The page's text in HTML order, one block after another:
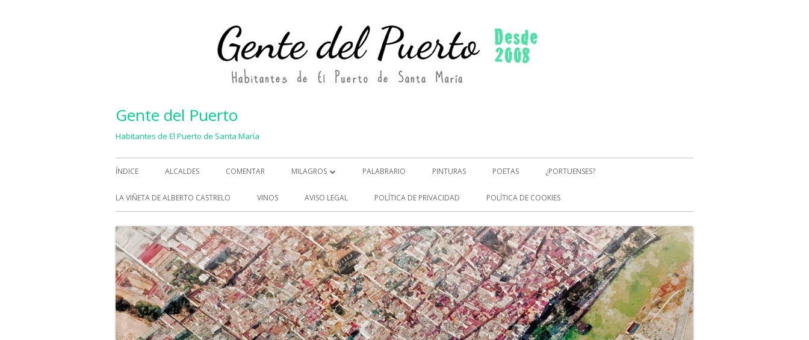
Gente del Puerto
Habitantes de El Puerto de Santa María
Menú
principal
ÍNDICE ALCALDES COMENTAR MILAGROS
MILAGROS (2)
PALABRARIO PINTURAS POETAS ¿PORTUENSES?
LA VIÑETA DE ALBERTO CASTRELO VINOS AVISO LEGAL POLÍTICA DE PRIVACIDAD POLÍTICA DE COOKIES